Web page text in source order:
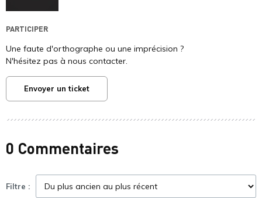
PARTICIPER
Une faute d'orthographe ou une imprécision ?
N'hésitez pas à nous contacter.
Envoyer un ticket
0 Commentaires
Filtre :